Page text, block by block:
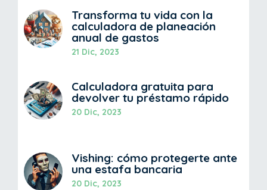
Transforma tu vida con la
calculadora de planeación
anual de gastos
21 Dic, 2023
Calculadora gratuita para
devolver tu préstamo rápido
20 Dic, 2023
Vishing: cómo protegerte ante
una estafa bancaria
20 Dic, 2023